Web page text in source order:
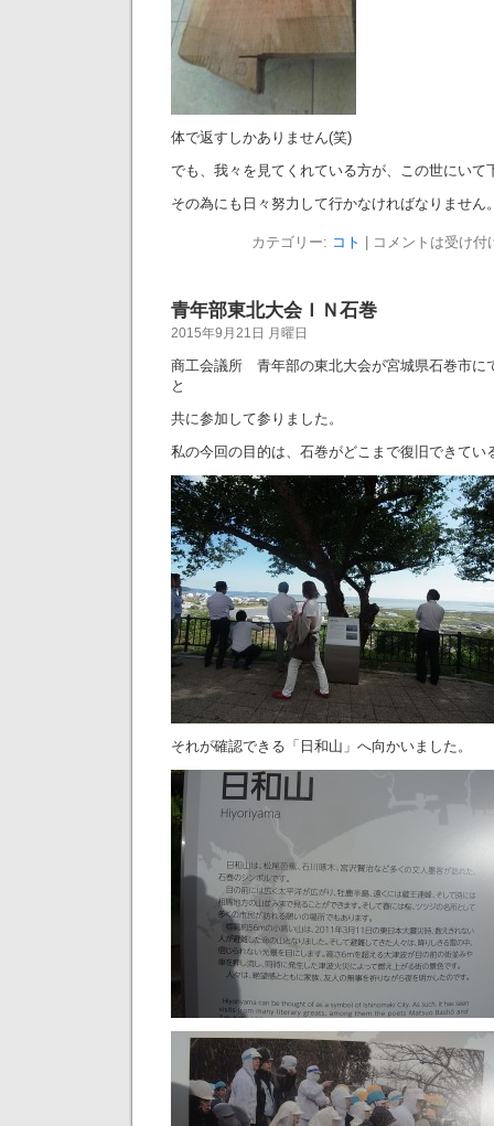
体で返すしかありません(笑)
でも、我々を見てくれている方が、この世にいて
その為にも日々努力して行かなければなりません
カテゴリー: コト コメントは受け付
青年部東北大会ＩＮ石巻
2015年9月21日 月曜日
商工会議所 青年部の東北大会が宮城県石巻市に
と
共に参加して参りました。
私の今回の目的は、石巻がどこまで復旧できてい
それが確認できる「日和山」へ向かいました。